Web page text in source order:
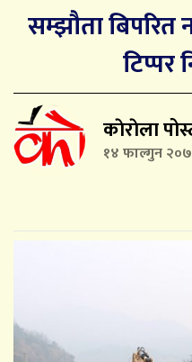
सम्झौता बिपरित
टिप्पर
काेराेला
१४ फाल्गुन